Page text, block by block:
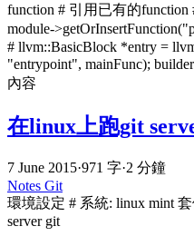
function # 引用已有的function
module-
# llvm::BasicBlock *entry =
"entrypoint", mainFunc);
內容
在linux上跑git
7 June 2015·971 字·2 分鐘
Notes Git
環境設定 # 系統: linux mint 套
server git